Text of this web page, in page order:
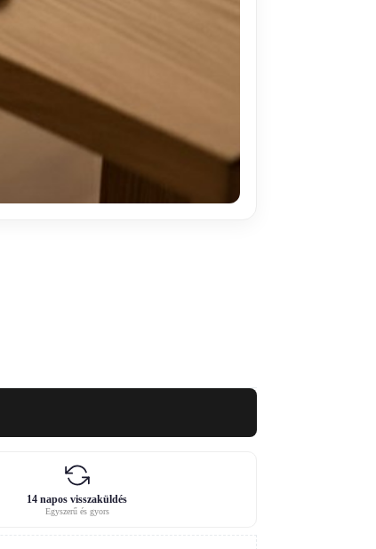
14 napos visszaküldés
Egyszerű és gyors